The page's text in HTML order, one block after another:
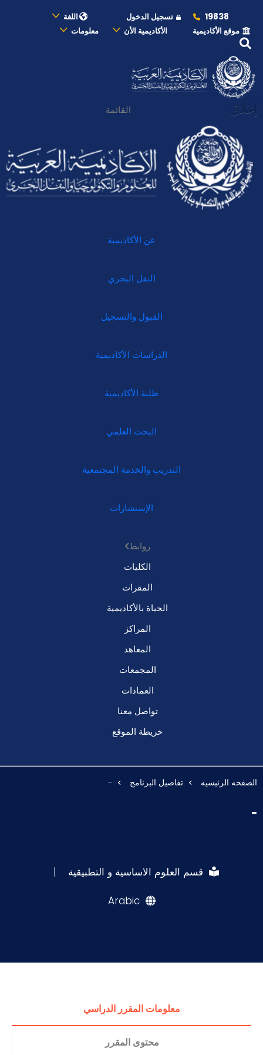
19838 تسجيل الدخول
اللغة
موقع الأكاديمية
الأكاديمية الأن معلومات
إغلاق القائمة
عن الأكاديمية
النقل البحري
القبول والتسجيل
الدراسات الأكاديمية
طلبة الأكاديمية
البحث العلمي
التدريب والخدمة المجتمعية
الإستشارات
روابط
الكليات
المقرات
الحياة بالأكاديمية
المراكز
المعاهد
المجمعات
العمادات
تواصل معنا
خريطة الموقع
الصفحه الرئيسيه تفاصيل البرنامج -
-
قسم العلوم الاساسية و التطبيقية |
Arabic
معلومات المقرر الدراسي
محتوى المقرر